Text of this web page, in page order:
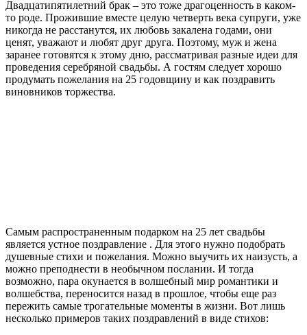
Двадцатипятилетний брак – это тоже драгоценность в каком-
то роде. Прожившие вместе целую четверть века супруги, уже
никогда не расстанутся, их любовь закалена годами, они
ценят, уважают и любят друг друга. Поэтому, муж и жена
заранее готовятся к этому дню, рассматривая разные идеи для
проведения серебряной свадьбы. А гостям следует хорошо
продумать пожелания на 25 годовщину и как поздравить
виновников торжества.
Самым распространенным подарком на 25 лет свадьбы
является устное поздравление . Для этого нужно подобрать
душевные стихи и пожелания. Можно выучить их наизусть, а
можно преподнести в необычном послании. И тогда
возможно, пара окунается в волшебный мир романтики и
волшебства, переносится назад в прошлое, чтобы еще раз
пережить самые трогательные моменты в жизни. Вот лишь
несколько примеров таких поздравлений в виде стихов: